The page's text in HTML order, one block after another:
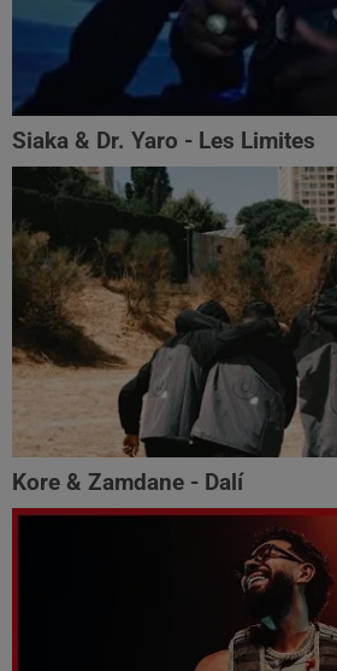
Siaka & Dr. Yaro - Les Limites
Kore & Zamdane - Dalí